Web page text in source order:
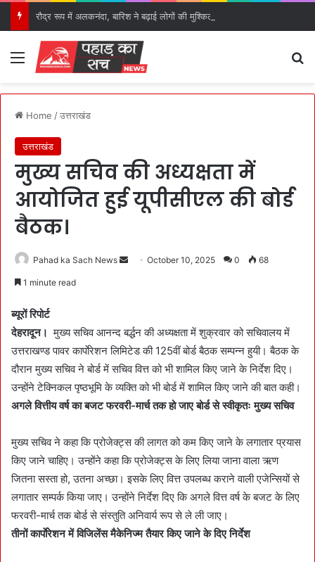
रौद्र रूप में अलकनंदा, बारिश ने बढ़ाई लोगों की मुश्किलें।
Menu
Home /उत्तराखंड
उत्तराखंड
मुख्य सचिव की अध्यक्षता में
आयोजित हुई यूपीसीएल की बोर्ड
बैठक।
Pahad ka Sach News
a
n
i
October 10, 2025 0 68
1 minute read
ब्यूरों रिपोर्ट
देहरादून। मुख्य सचिव आनन्द बर्द्धन की अध्यक्षता में शुक्रवार को सचिवालय में
उत्तराखण्ड पावर कार्पाेरेशन लिमिटेड की 125वीं बोर्ड बैठक सम्पन्न हुयी। बैठक के
दौरान मुख्य सचिव ने बोर्ड में सचिव वित्त को भी शामिल किए जाने के निर्देश दिए।
उन्होंने टेक्निकल पृष्ठभूमि के व्यक्ति को भी बोर्ड में शामिल किए जाने की बात कही।
अगले वित्तीय वर्ष का बजट फरवरी-मार्च तक हो जाए बोर्ड से स्वीकृतः मुख्य सचिव
मुख्य सचिव ने कहा कि प्रोजेक्ट्स की लागत को कम किए जाने के लगातार प्रयास
किए जाने चाहिए। उन्होंने कहा कि प्रोजेक्ट्स के लिए लिया जाना वाला ऋण
जितना सस्ता हो, उतना अच्छा। इसके लिए वित्त उपलब्ध कराने वाली एजेन्सियों से
लगातार सम्पर्क किया जाए। उन्होंने निर्देश दिए कि अगले वित्त वर्ष के बजट के लिए
फरवरी-मार्च तक बोर्ड से संस्तुति अनिवार्य रूप से ले ली जाए।
तीनों कार्पाेरेशन में विजिलेंस मैकेनिज्म तैयार किए जाने के दिए निर्देश